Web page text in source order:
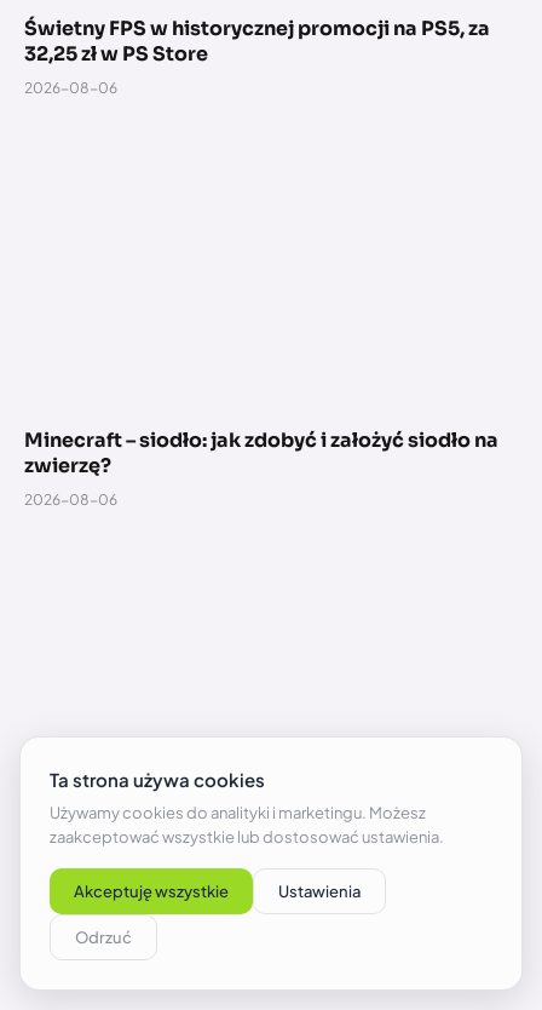
Świetny FPS w historycznej promocji na PS5, za
32,25 zł w PS Store
2026-08-06
Minecraft – siodło: jak zdobyć i założyć siodło na
zwierzę?
2026-08-06
GTA 6 – Take-Two szykuje tajemnicze spotkanie.
Trzeci trailer czy przesunięcie premiery?
2026-08-06